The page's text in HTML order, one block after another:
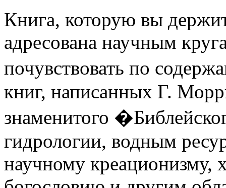
Книга, которую вы
адресована научным
почувствовать по
книг, написанных Г.
знаменитого
гидрологии, водным
научному креационизму,